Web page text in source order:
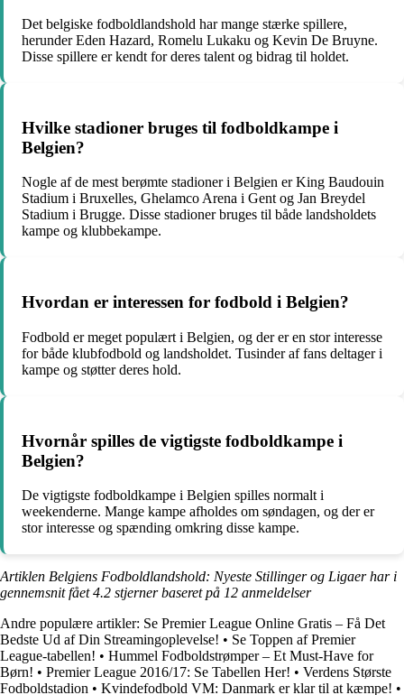
Det belgiske fodboldlandshold har mange stærke spillere,
herunder Eden Hazard, Romelu Lukaku og Kevin De Bruyne.
Disse spillere er kendt for deres talent og bidrag til holdet.
Hvilke stadioner bruges til fodboldkampe i
Belgien?
Nogle af de mest berømte stadioner i Belgien er King Baudouin
Stadium i Bruxelles, Ghelamco Arena i Gent og Jan Breydel
Stadium i Brugge. Disse stadioner bruges til både landsholdets
kampe og klubbekampe.
Hvordan er interessen for fodbold i Belgien?
Fodbold er meget populært i Belgien, og der er en stor interesse
for både klubfodbold og landsholdet. Tusinder af fans deltager i
kampe og støtter deres hold.
Hvornår spilles de vigtigste fodboldkampe i
Belgien?
De vigtigste fodboldkampe i Belgien spilles normalt i
weekenderne. Mange kampe afholdes om søndagen, og der er
stor interesse og spænding omkring disse kampe.
Artiklen Belgiens Fodboldlandshold: Nyeste Stillinger og Ligaer har i
gennemsnit fået4.2 stjerner baseret på 12 anmeldelser
Andre populære artikler: Se Premier League Online Gratis – Få Det
Bedste Ud af Din Streamingoplevelse! • Se Toppen af Premier
League-tabellen! • Hummel Fodboldstrømper – Et Must-Have for
Børn! • Premier League 2016/17: Se Tabellen Her! • Verdens Største
Fodboldstadion • Kvindefodbold VM: Danmark er klar til at kæmpe! •